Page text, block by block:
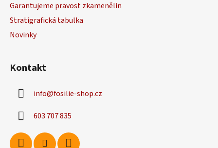
Garantujeme pravost zkamenělin
Stratigrafická tabulka
Novinky
Kontakt
info@fosilie-shop.cz
603 707 835